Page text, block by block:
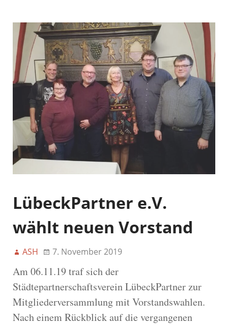
LübeckPartner e.V.
wählt neuen Vorstand
ASH 7. November 2019
Am 06.11.19 traf sich der
Städtepartnerschaftsverein LübeckPartner zur
Mitgliederversammlung mit Vorstandswahlen.
Nach einem Rückblick auf die vergangenen